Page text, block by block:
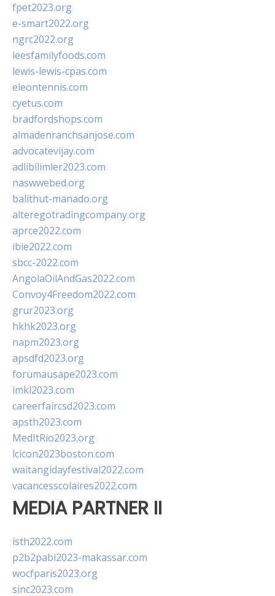
fpet2023.org
e-smart2022.org
ngrc2022.org
leesfamilyfoods.com
lewis-lewis-cpas.com
eleontennis.com
cyetus.com
bradfordshops.com
almadenranchsanjose.com
advocatevijay.com
adlibilimler2023.com
naswwebed.org
balithut-manado.org
alteregotradingcompany.org
aprce2022.com
ibie2022.com
sbcc-2022.com
AngolaOilAndGas2022.com
Convoy4Freedom2022.com
grur2023.org
hkhk2023.org
napm2023.org
apsdfd2023.org
forumausape2023.com
imkl2023.com
careerfaircsd2023.com
apsth2023.com
MedItRio2023.org
lcicon2023boston.com
waitangidayfestival2022.com
vacancesscolaires2022.com
MEDIA PARTNER II
isth2022.com
p2b2pabi2023-makassar.com
wocfparis2023.org
sinc2023.com